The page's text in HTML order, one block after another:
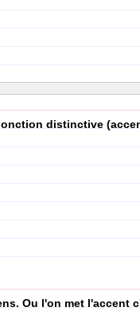
distinctive
Ou l'on met l'accent